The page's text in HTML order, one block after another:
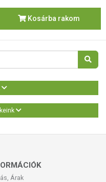
Kosárba rakom
Árak